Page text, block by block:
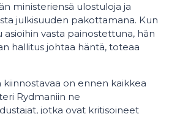
ministeriensä ulostuloja ja
julkisuuden pakottamana. Kun
vasta painostettuna, hän
hallitus johtaa häntä, toteaa
on ennen kaikkea
Rydmaniin ne
jotka ovat kritisoineet